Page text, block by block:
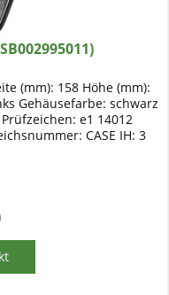
(mm): 158 Höhe (mm):
Gehäusefarbe: schwarz
e1 14012
CASE IH: 3